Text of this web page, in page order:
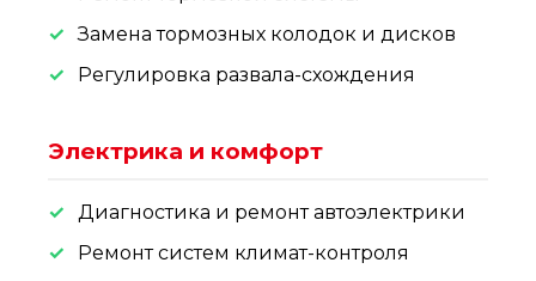
Замена тормозных колодок и дисков
Регулировка развала-схождения
Электрика и комфорт
Диагностика и ремонт автоэлектрики
Ремонт систем климат-контроля